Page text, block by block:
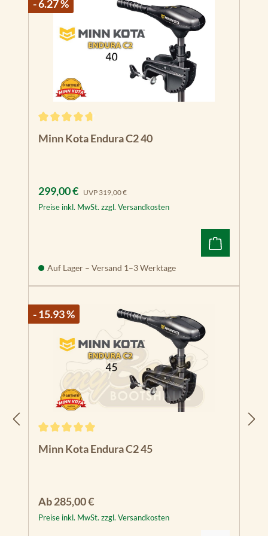
- 6.27 %
Minn Kota Endura C2 40
Verkaufspreis:
299,00 € UVP 319,00 €
Preise inkl. MwSt. zzgl. Versandkosten
Auf Lager – Versand 1–3 Werktage
- 15.93 %
Minn Kota Endura C2 45
Regulärer Preis:
Ab285,00 €
Preise inkl. MwSt. zzgl. Versandkosten